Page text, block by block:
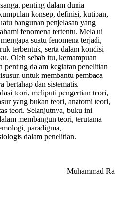
penting dalam dunia
konsep, definisi, kutipan,
bangunan penjelasan yang
fenomena tertentu. Melalui
suatu fenomena terjadi,
terbentuk, serta dalam kondisi
Oleh sebab itu, kemampuan
penting dalam kegiatan penelitian
untuk membantu pembaca
bertahap dan sistematis.
teori, meliputi pengertian teori,
yang bukan teori, anatomi teori,
teori. Selanjutnya, buku ini
membangun teori, terutama
paradigma,
dalam penelitian.
Muhammad